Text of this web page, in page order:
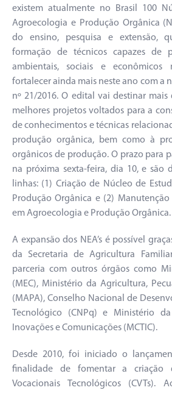
existem atualmente no Brasil 100
Agroecologia e Produção Orgânica
do ensino, pesquisa e extensão,
formação de técnicos capazes de
ambientais, sociais e
fortalecer ainda mais neste ano com a
nº 21/2016. O edital vai destinar mais
melhores projetos voltados para a
de conhecimentos e técnicas
produção orgânica, bem como à
orgânicos de produção. O prazo para
na próxima sexta-feira, dia 10, e são
linhas: (1) Criação de Núcleo de
Produção Orgânica e (2)
em Agroecologia e Produção Orgânica.
A expansão dos NEA’s é possível
da Secretaria de Agricultura
parceria com outros órgãos como
(MEC), Ministério da Agricultura,
(MAPA), Conselho Nacional de
Tecnológico (CNPq) e Ministério da
Inovações e Comunicações (MCTIC).
Desde 2010, foi iniciado o
finalidade de fomentar a criação
Vocacionais Tecnológicos